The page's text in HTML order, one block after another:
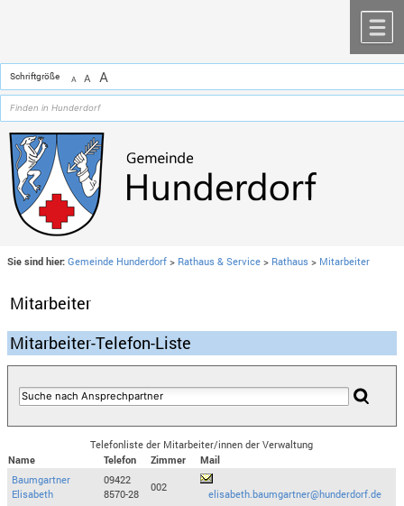
Schriftgröße A A A
Sie sind hier: Gemeinde Hunderdorf > Rathaus & Service > Rathaus > Mitarbeiter
Mitarbeiter
Mitarbeiter-Telefon-Liste
Telefonliste der Mitarbeiter/innen der Verwaltung
Name
Telefon Zimmer
Mail
Baumgartner
Elisabeth
09422
8570-28
002
elisabeth.baumgartner@hunderdorf.de